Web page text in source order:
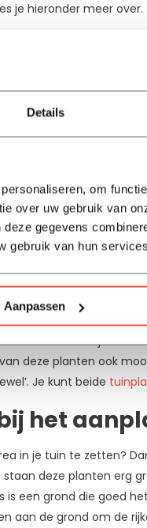
Details
om
over uw gebruik van
gegevens
gebruik van hun
Aanpassen
je hieronder meer over.
doorgaans zo’n 70 cm
variant. Deze
uitstrekken tot over
kunt deze planten
‘Green
bloemen? Dan moet je
door zijn
ander prettig kenmerk
insecten veel op
Na de bloei zijn de
deze planten ook
Je kunt beide
het
in je tuin te zetten?
deze planten erg
een grond die goed
aan de grond om de